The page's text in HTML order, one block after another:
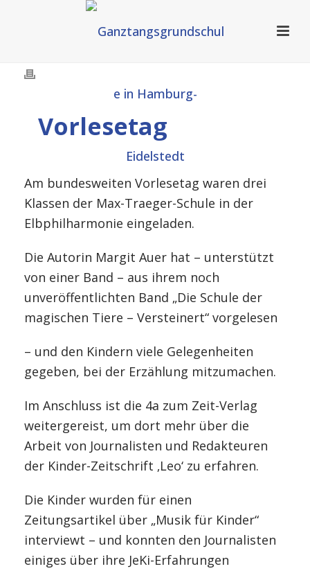
Vorlesetag
Am bundesweiten Vorlesetag waren drei
Klassen der Max-Traeger-Schule in der
Elbphilharmonie eingeladen.
Die Autorin Margit Auer hat – unterstützt
von einer Band – aus ihrem noch
unveröffentlichten Band „Die Schule der
magischen Tiere – Versteinert“ vorgelesen
– und den Kindern viele Gelegenheiten
gegeben, bei der Erzählung mitzumachen.
Im Anschluss ist die 4a zum Zeit-Verlag
weitergereist, um dort mehr über die
Arbeit von Journalisten und Redakteuren
der Kinder-Zeitschrift ‚Leo‘ zu erfahren.
Die Kinder wurden für einen
Zeitungsartikel über „Musik für Kinder“
interviewt – und konnten den Journalisten
einiges über ihre JeKi-Erfahrungen